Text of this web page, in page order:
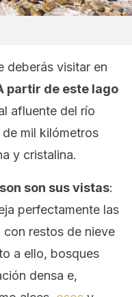
deberás visitar en
partir de este lago
afluente del río
mil kilómetros
y cristalina.
son sus vistas:
perfectamente las
restos de nieve
a ello, bosques
densa e,